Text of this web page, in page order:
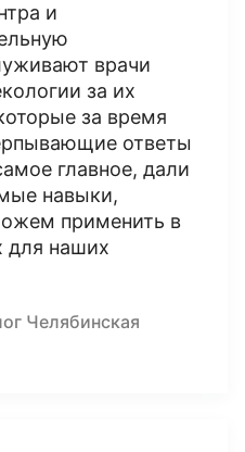
и
врачи
за их
за время
ответы
главное, дали
навыки,
применить в
для наших
Челябинская